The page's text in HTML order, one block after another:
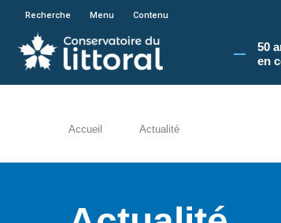
En poursuivant votre
Recherche Menu Contenu
50
en
Accueil Actualité